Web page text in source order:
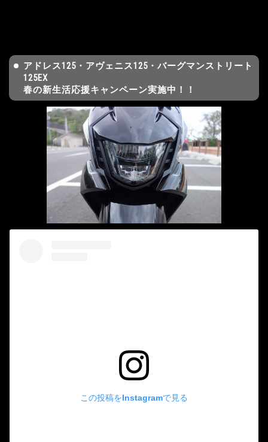
アドレス125・アヴェニス125・バーグマンストリート
125EX
春の新生活応援キャンペーン実施中！！
この投稿をInstagramで見る